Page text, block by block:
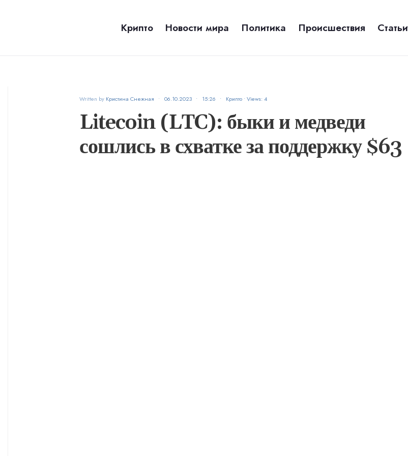
Крипто Новости мира Политика Происшествия Статьи
Written by Кристина Снежная • 06.10.2023 • 15:26 • Крипто • Views: 4
Litecoin (LTC): быки и медведи
сошлись в схватке за поддержку $63